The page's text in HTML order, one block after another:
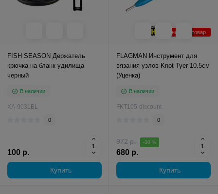
FISH SEASON Держатель
крючка на бланк удилища
черный
В наличии
XA-9031BL
0
100 р.
Купить
Уцененный товар
FLAGMAN Инструмент для
вязания узлов Knot Tyer 10.5см
(Уценка)
В наличии
FKT105-discount
0
972 р. -30 %
680 р.
Купить